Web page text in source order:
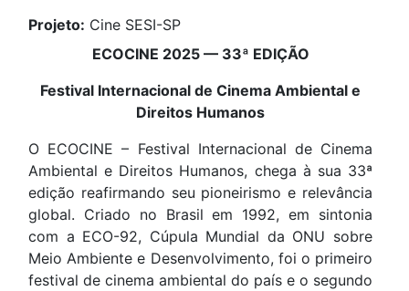
Projeto: Cine SESI-SP
ECOCINE 2025 — 33ª EDIÇÃO
Festival Internacional de Cinema Ambiental e
Direitos Humanos
O ECOCINE – Festival Internacional de Cinema
Ambiental e Direitos Humanos, chega à sua 33ª
edição reafirmando seu pioneirismo e relevância
global. Criado no Brasil em 1992, em sintonia
com a ECO-92, Cúpula Mundial da ONU sobre
Meio Ambiente e Desenvolvimento, foi o primeiro
festival de cinema ambiental do país e o segundo